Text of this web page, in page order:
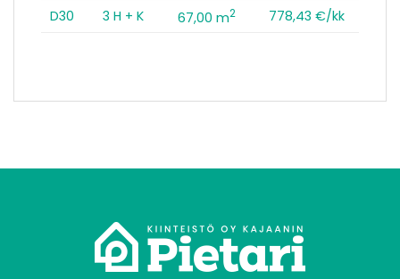
D30
3 H + K 67,00 m2 778,43 €/kk